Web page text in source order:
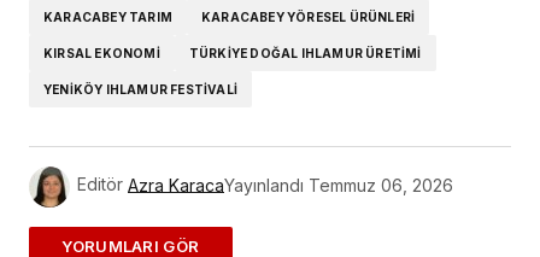
KARACABEY TARIM KARACABEY YÖRESEL ÜRÜNLERI
KIRSAL EKONOMI TÜRKIYE DOĞAL IHLAMUR ÜRETIMI
YENIKÖY IHLAMUR FESTIVALI
Editör Azra KaracaYayınlandı Temmuz 06, 2026
ADD A COMMENT